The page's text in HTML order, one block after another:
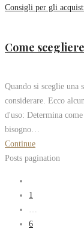
Consigli per gli
Come
Quando si sceglie una
considerare. Ecco
d'uso: Determina
bisogno…
Continue
Posts pagination
1
6